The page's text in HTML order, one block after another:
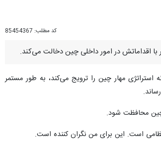
کد مطلب: 85454367